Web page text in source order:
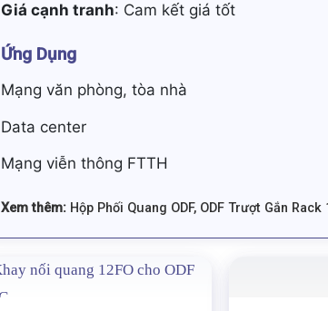
Giá cạnh tranh: Cam kết giá tốt
Ứng Dụng
Mạng văn phòng, tòa nhà
Data center
Mạng viễn thông FTTH
Xem thêm: Hộp Phối Quang ODF, ODF Trượt Gắn Rack